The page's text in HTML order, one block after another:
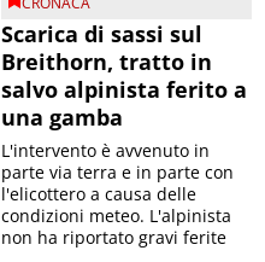
Scarica di sassi sul
Breithorn, tratto in
salvo alpinista ferito a
una gamba
L'intervento è avvenuto in
parte via terra e in parte con
l'elicottero a causa delle
condizioni meteo. L'alpinista
non ha riportato gravi ferite